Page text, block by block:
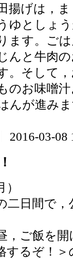
揚げは，
ゆとしょ
ます。ご
んと牛肉
。そして
のお味噌
んが進み
2016-03-08
二日間で
，ご飯を
するぞ！